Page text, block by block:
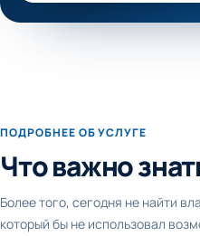
ПОДРОБНЕЕ ОБ УСЛУГЕ
Что важно
Более того, сегодня не найти
который бы не использовал